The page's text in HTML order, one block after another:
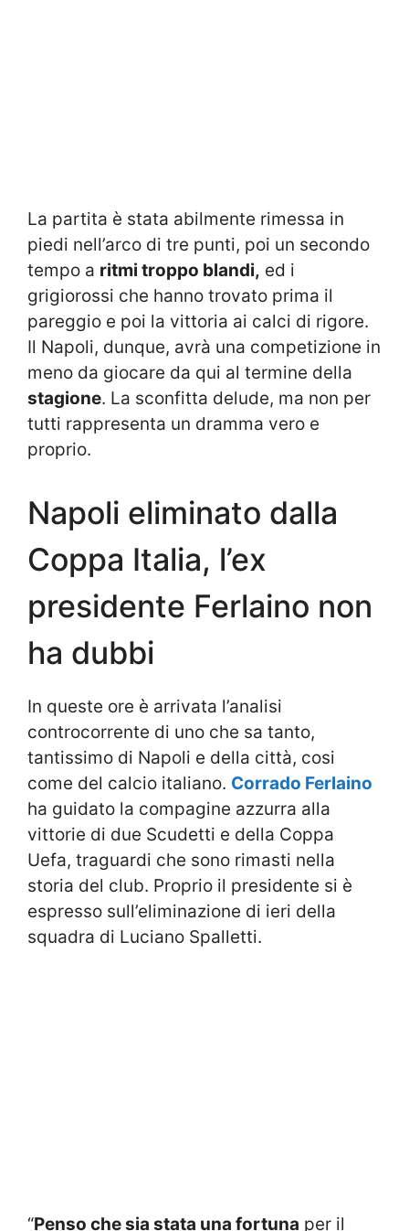
La partita è stata abilmente rimessa in
piedi nell’arco di tre punti, poi un secondo
tempo a ritmi troppo blandi, ed i
grigiorossi che hanno trovato prima il
pareggio e poi la vittoria ai calci di rigore.
Il Napoli, dunque, avrà una competizione in
meno da giocare da qui al termine della
stagione. La sconfitta delude, ma non per
tutti rappresenta un dramma vero e
proprio.
Napoli eliminato dalla
Coppa Italia, l’ex
presidente Ferlaino non
ha dubbi
In queste ore è arrivata l’analisi
controcorrente di uno che sa tanto,
tantissimo di Napoli e della città, cosi
come del calcio italiano. Corrado Ferlaino
ha guidato la compagine azzurra alla
vittorie di due Scudetti e della Coppa
Uefa, traguardi che sono rimasti nella
storia del club. Proprio il presidente si è
espresso sull’eliminazione di ieri della
squadra di Luciano Spalletti.
“Penso che sia stata una fortuna per il